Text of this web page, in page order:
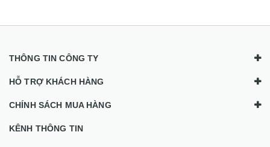
THÔNG TIN CÔNG TY
HỖ TRỢ KHÁCH HÀNG
CHÍNH SÁCH MUA HÀNG
KÊNH THÔNG TIN